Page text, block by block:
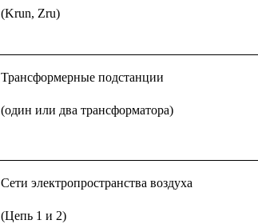
(Krun, Zru)
Трансформерные подстанции
(один или два трансформатора)
Сети электропространства воздуха
(Цепь 1 и 2)